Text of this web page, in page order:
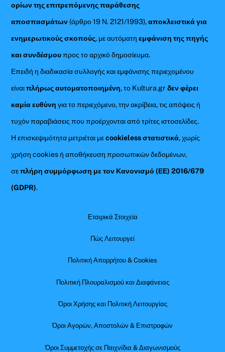
ορίων της επιτρεπόμενης παράθεσης
αποσπασμάτων (άρθρο 19 Ν. 2121/1993),αποκλειστικά για
ενημερωτικούς σκοπούς, με αυτόματηεμφάνιση της πηγής
και συνδέσμουπρος το αρχικό δημοσίευμα.
Επειδή η διαδικασία συλλογής και εμφάνισης περιεχομένου
είναιπλήρως αυτοματοποιημένη, το Kultura.grδεν φέρει
καμία ευθύνη για το περιεχόμενο, την ακρίβεια, τις απόψεις ή
τυχόν παραβιάσεις που προέρχονται από τρίτες ιστοσελίδες.
Η επισκεψιμότητα μετριέται μεcookieless στατιστικά, χωρίς
χρήση cookies ή αποθήκευση προσωπικών δεδομένων,
σεπλήρη συμμόρφωση με τον Κανονισμό (ΕΕ) 2016/679
(GDPR).
Εταιρικά Στοιχεία
Πώς Λειτουργεί
Πολιτική Απορρήτου & Cookies
Πολιτική Πλουραλισμού και Διαφάνειας
Όροι Χρήσης και Πολιτική Λειτουργίας
Όροι Αγορών, Αποστολών & Επιστροφών
Όροι Συμμετοχής σε Παιχνίδια & Διαγωνισμούς